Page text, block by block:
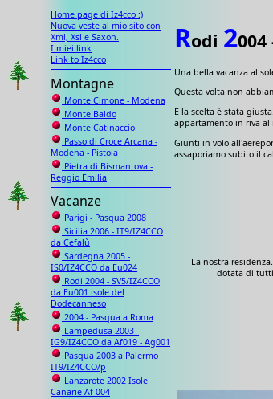
Home page di Iz4cco :)
Nuova veste al mio sito con
Xml, Xsl e Saxon.
I miei link
Link to Iz4cco
Montagne
Monte Cimone - Modena
Monte Baldo
Monte Catinaccio
Passo di Croce Arcana -
Modena - Pistoia
Pietra di Bismantova -
Reggio Emilia
Vacanze
Parigi - Pasqua 2008
Sicilia 2006 - IT9/IZ4CCO
da Cefalù
Sardegna 2005 -
IS0/IZ4CCO da Eu024
Rodi 2004 - SV5/IZ4CCO
da Eu001 isole del
Dodecanneso
2004 - Pasqua a Roma
Lampedusa 2003 -
IG9/IZ4CCO da Af019 - Ag001
Pasqua 2003 a Palermo
IT9/IZ4CCO/p
Lanzarote 2002 Isole
Canarie Af-004
Rodi 2004
Una bella vacanza al
Questa volta non
E la scelta è stata
appartamento in riva al
Giunti in volo
assaporiamo subito il
La nostra
dotata di